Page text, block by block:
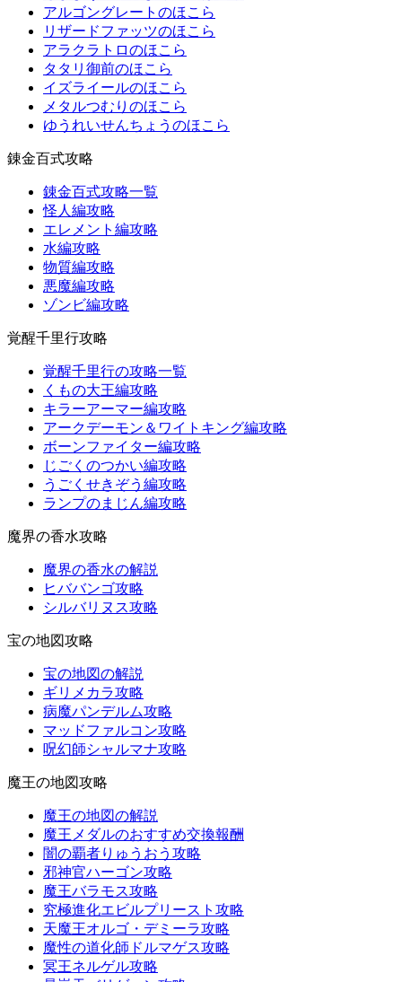
アルゴングレートのほこら
リザードファッツのほこら
アラクラトロのほこら
タタリ御前のほこら
イズライールのほこら
メタルつむりのほこら
ゆうれいせんちょうのほこら
錬金百式攻略
錬金百式攻略一覧
怪人編攻略
エレメント編攻略
水編攻略
物質編攻略
悪魔編攻略
ゾンビ編攻略
覚醒千里行攻略
覚醒千里行の攻略一覧
くもの大王編攻略
キラーアーマー編攻略
アークデーモン＆ワイトキング編攻略
ボーンファイター編攻略
じごくのつかい編攻略
うごくせきぞう編攻略
ランプのまじん編攻略
魔界の香水攻略
魔界の香水の解説
ヒババンゴ攻略
シルバリヌス攻略
宝の地図攻略
宝の地図の解説
ギリメカラ攻略
病魔パンデルム攻略
マッドファルコン攻略
呪幻師シャルマナ攻略
魔王の地図攻略
魔王の地図の解説
魔王メダルのおすすめ交換報酬
闇の覇者りゅうおう攻略
邪神官ハーゴン攻略
魔王バラモス攻略
究極進化エビルプリースト攻略
天魔王オルゴ・デミーラ攻略
魔性の道化師ドルマゲス攻略
冥王ネルゲル攻略